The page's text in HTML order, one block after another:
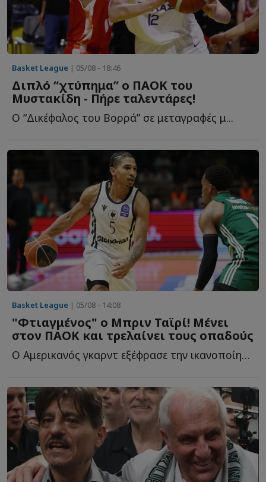
Basket League | 05/08 - 18:46
Διπλό “χτύπημα” ο ΠΑΟΚ του
Μυστακίδη - Πήρε ταλεντάρες!
Ο “Δικέφαλος του Βορρά” σε μεταγραφές μ...
Basket League | 05/08 - 14:08
"Φτιαγμένος" ο Μπριν Ταϊρί! Μένει
στον ΠΑΟΚ και τρελαίνει τους οπαδούς
Ο Αμερικανός γκαρντ εξέφρασε την ικανοποίησή του για τ...